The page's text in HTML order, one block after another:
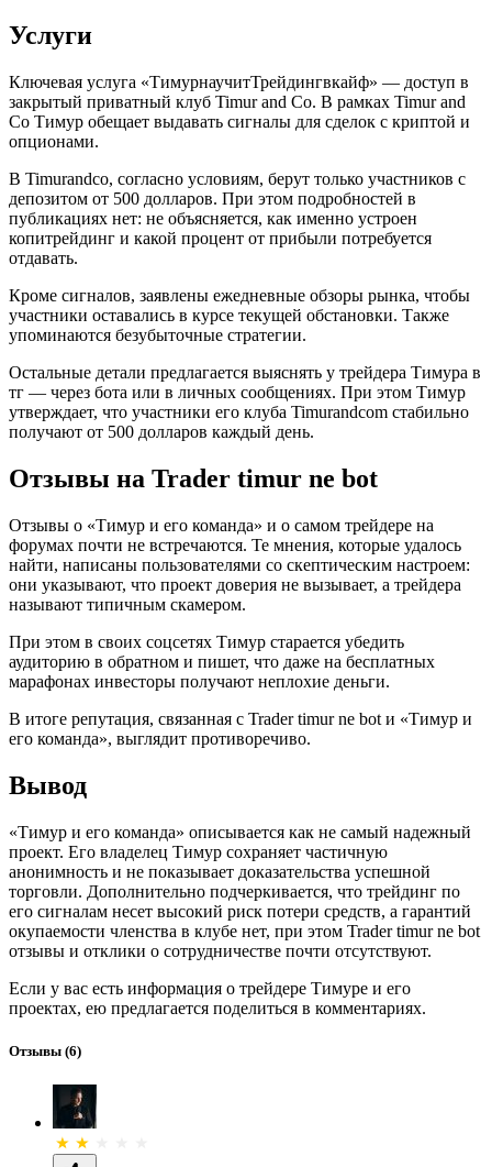
Услуги
Ключевая услуга «ТимурнаучитТрейдингвкайф» — доступ в
закрытый приватный клуб Timur and Co. В рамках Timur and
Co Тимур обещает выдавать сигналы для сделок с криптой и
опционами.
В Timurandco, согласно условиям, берут только участников с
депозитом от 500 долларов. При этом подробностей в
публикациях нет: не объясняется, как именно устроен
копитрейдинг и какой процент от прибыли потребуется
отдавать.
Кроме сигналов, заявлены ежедневные обзоры рынка, чтобы
участники оставались в курсе текущей обстановки. Также
упоминаются безубыточные стратегии.
Остальные детали предлагается выяснять у трейдера Тимура в
тг — через бота или в личных сообщениях. При этом Тимур
утверждает, что участники его клуба Timurandcom стабильно
получают от 500 долларов каждый день.
Отзывы на Trader timur ne bot
Отзывы о «Тимур и его команда» и о самом трейдере на
форумах почти не встречаются. Те мнения, которые удалось
найти, написаны пользователями со скептическим настроем:
они указывают, что проект доверия не вызывает, а трейдера
называют типичным скамером.
При этом в своих соцсетях Тимур старается убедить
аудиторию в обратном и пишет, что даже на бесплатных
марафонах инвесторы получают неплохие деньги.
В итоге репутация, связанная с Trader timur ne bot и «Тимур и
его команда», выглядит противоречиво.
Вывод
«Тимур и его команда» описывается как не самый надежный
проект. Его владелец Тимур сохраняет частичную
анонимность и не показывает доказательства успешной
торговли. Дополнительно подчеркивается, что трейдинг по
его сигналам несет высокий риск потери средств, а гарантий
окупаемости членства в клубе нет, при этом Trader timur ne bot
отзывы и отклики о сотрудничестве почти отсутствуют.
Если у вас есть информация о трейдере Тимуре и его
проектах, ею предлагается поделиться в комментариях.
Отзывы (6)